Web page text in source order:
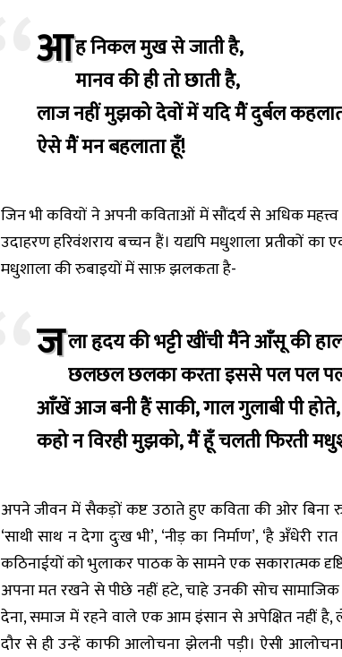
आह निकल मुख से जाती है,
मानव की ही तो छाती है,
लाज नहीं मुझको देवों में यदि मैं दुर्बल
ऐसे मैं मन बहलाता हूँ!
जिन भी कवियों ने अपनी कविताओं में सौंदर्य से अधिक
उदाहरण हरिवंशराय बच्चन हैं। यद्यपि मधुशाला प्रतीकों
मधुशाला की रुबाइयों में साफ़ झलकता है-
जला हृदय की भट्टी खींची मैंने आँसू की
छलछल छलका करता इससे पल पल
आँखें आज बनी हैं साकी, गाल गुलाबी पी होते,
कहो न विरही मुझको, मैं हूँ चलती फिरती
अपने जीवन में सैकड़ों कष्ट उठाते हुए कविता की ओर
‘साथी साथ न देगा दुःख भी’, ‘नीड़ का निर्माण’, ‘है अँधेरी
कठिनाईयों को भुलाकर पाठक के सामने एक सकारात्मक
अपना मत रखने से पीछे नहीं हटे, चाहे उनकी सोच सामाजिक
देना, समाज में रहने वाले एक आम इंसान से अपेक्षित नहीं है,
दौर से ही उन्हें काफी आलोचना झेलनी पड़ी। ऐसी